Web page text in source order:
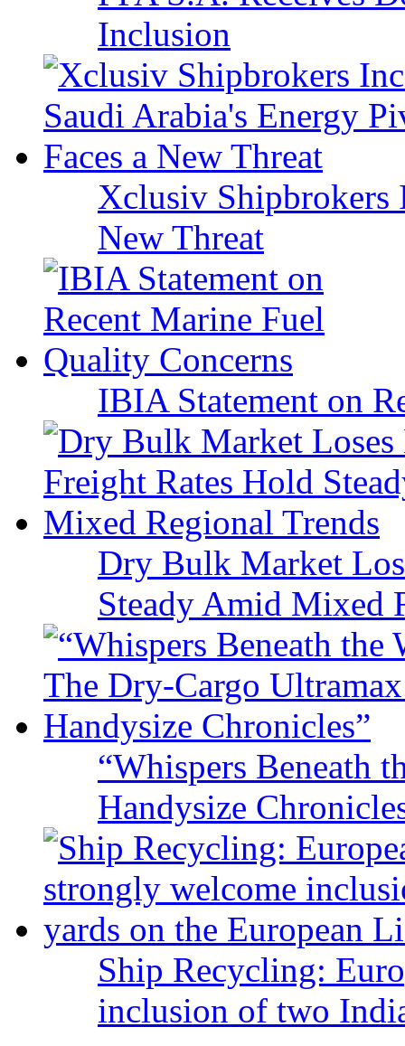
Inclusion
Xclusiv Shipbrokers
New Threat
IBIA Statement on
Dry Bulk Market
Steady Amid Mixed
“Whispers Beneath
Handysize
Ship Recycling:
inclusion of two